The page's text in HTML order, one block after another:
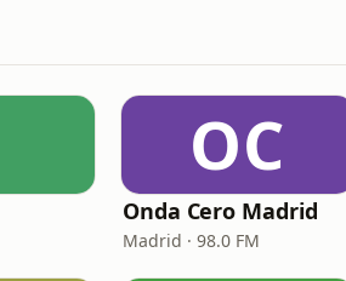
OC
Onda Cero Madrid
Madrid · 98.0 FM